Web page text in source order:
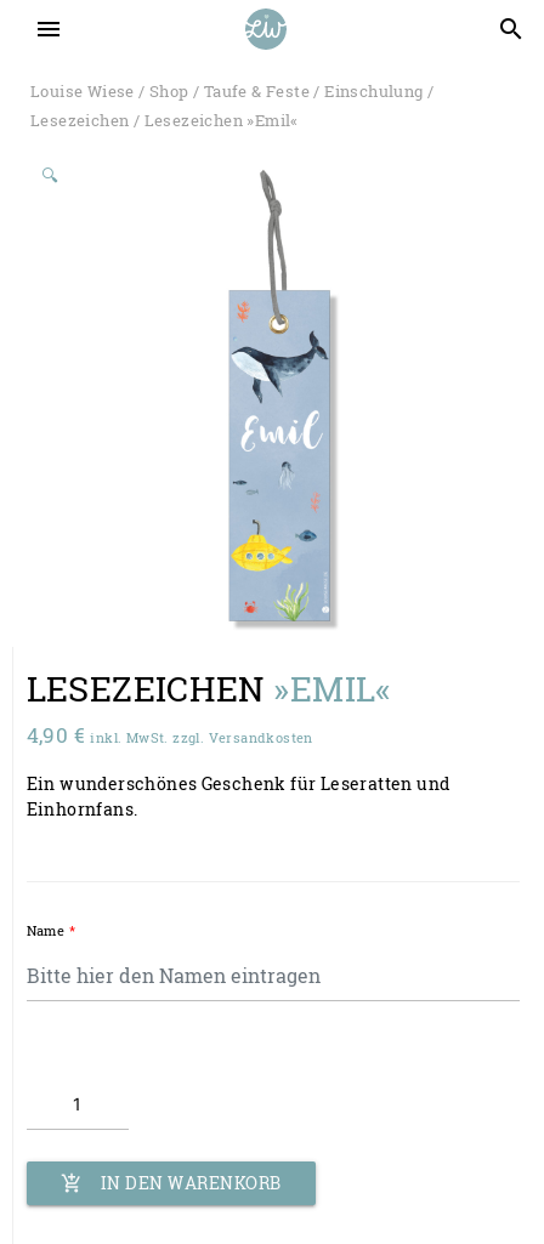
menu search
Louise Wiese / Shop / Taufe & Feste /Einschulung /
Lesezeichen / Lesezeichen »Emil«
🔍
LESEZEICHEN »EMIL«
4,90 € inkl. MwSt. zzgl. Versandkosten
Ein wunderschönes Geschenk für Leseratten und
Einhornfans.
Name *
add_shopping_cart IN DEN WARENKORB